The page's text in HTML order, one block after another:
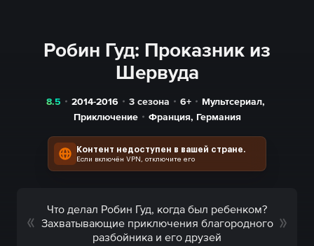
Робин Гуд: Проказник из
Шервуда
8.5 2014-2016 3 сезона 6+ Мультсериал,
Приключение
Франция, Германия
Контент недоступен в вашей стране.
Если включён VPN, отключите его
Что делал Робин Гуд, когда был ребенком?
Захватывающие приключения благородного
разбойника и его друзей